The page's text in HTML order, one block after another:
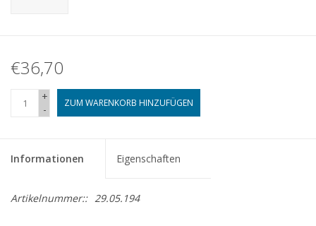
€36,70
+
-
ZUM WARENKORB HINZUFÜGEN
Informationen Eigenschaften
Artikelnummer:: 29.05.194